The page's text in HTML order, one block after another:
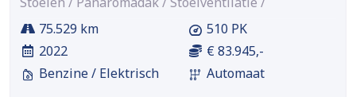
75.529 km
2022
Benzine / Elektrisch
510 PK
€ 83.945,-
Automaat